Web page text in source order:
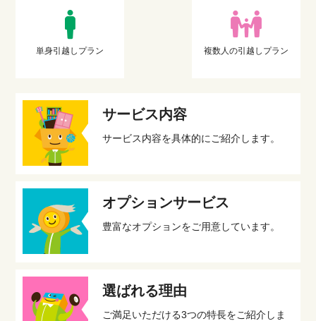
単身引越しプラン 複数人の引越しプラン
サービス内容
サービス内容を具体的にご紹介します。
オプションサービス
豊富なオプションをご用意しています。
選ばれる理由
ご満足いただける3つの特長をご紹介しま